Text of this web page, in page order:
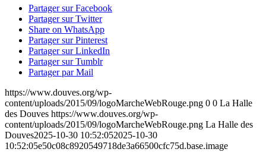
Partager sur Facebook
Partager sur Twitter
Share on WhatsApp
Partager sur Pinterest
Partager sur LinkedIn
Partager sur Tumblr
Partager par Mail
https://www.douves.org/wp-
content/uploads/2015/09/logoMarcheWebRouge.png 0 0 La Halle
des Douves https://www.douves.org/wp-
content/uploads/2015/09/logoMarcheWebRouge.png La Halle des
Douves2025-10-30 10:52:052025-10-30
10:52:05e50c08c8920549718de3a66500cfc75d.base.image